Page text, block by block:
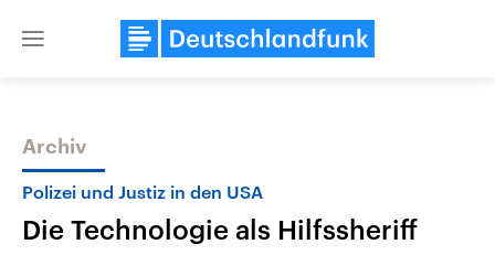
Close
Themen
Archiv
Polizei und Justiz in den USA
Die Technologie als Hilfssheriff